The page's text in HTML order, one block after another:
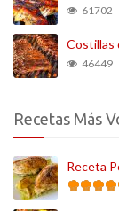
61702
Costillas
46449
Recetas Más
Receta